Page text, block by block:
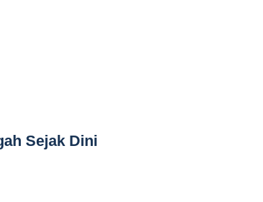
Sejak Dini